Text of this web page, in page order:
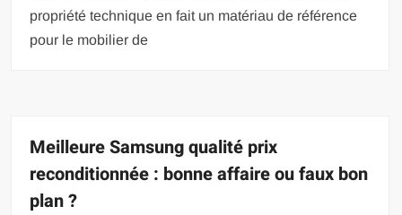
propriété technique en fait un matériau de référence
pour le mobilier de
Meilleure Samsung qualité prix
reconditionnée : bonne affaire ou faux bon
plan ?